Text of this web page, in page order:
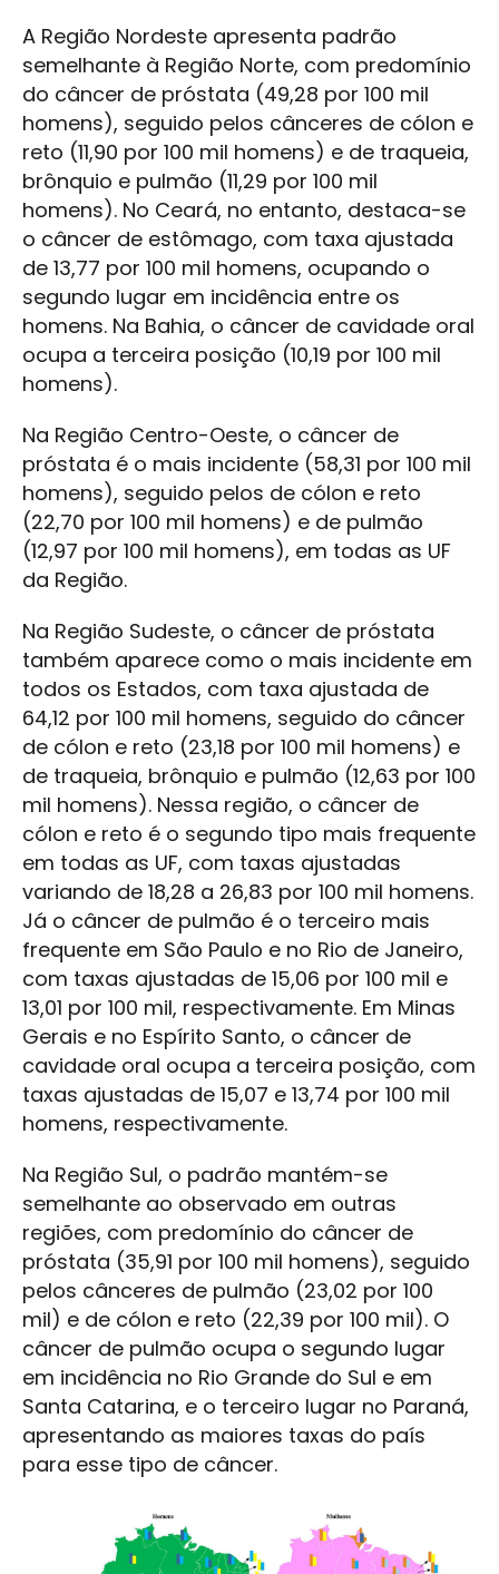
A Região Nordeste apresenta padrão
semelhante à Região Norte, com predomínio
do câncer de próstata (49,28 por 100 mil
homens), seguido pelos cânceres de cólon e
reto (11,90 por 100 mil homens) e de traqueia,
brônquio e pulmão (11,29 por 100 mil
homens). No Ceará, no entanto, destaca-se
o câncer de estômago, com taxa ajustada
de 13,77 por 100 mil homens, ocupando o
segundo lugar em incidência entre os
homens. Na Bahia, o câncer de cavidade oral
ocupa a terceira posição (10,19 por 100 mil
homens).
Na Região Centro-Oeste, o câncer de
próstata é o mais incidente (58,31 por 100 mil
homens), seguido pelos de cólon e reto
(22,70 por 100 mil homens) e de pulmão
(12,97 por 100 mil homens), em todas as UF
da Região.
Na Região Sudeste, o câncer de próstata
também aparece como o mais incidente em
todos os Estados, com taxa ajustada de
64,12 por 100 mil homens, seguido do câncer
de cólon e reto (23,18 por 100 mil homens) e
de traqueia, brônquio e pulmão (12,63 por 100
mil homens). Nessa região, o câncer de
cólon e reto é o segundo tipo mais frequente
em todas as UF, com taxas ajustadas
variando de 18,28 a 26,83 por 100 mil homens.
Já o câncer de pulmão é o terceiro mais
frequente em São Paulo e no Rio de Janeiro,
com taxas ajustadas de 15,06 por 100 mil e
13,01 por 100 mil, respectivamente. Em Minas
Gerais e no Espírito Santo, o câncer de
cavidade oral ocupa a terceira posição, com
taxas ajustadas de 15,07 e 13,74 por 100 mil
homens, respectivamente.
Na Região Sul, o padrão mantém-se
semelhante ao observado em outras
regiões, com predomínio do câncer de
próstata (35,91 por 100 mil homens), seguido
pelos cânceres de pulmão (23,02 por 100
mil) e de cólon e reto (22,39 por 100 mil). O
câncer de pulmão ocupa o segundo lugar
em incidência no Rio Grande do Sul e em
Santa Catarina, e o terceiro lugar no Paraná,
apresentando as maiores taxas do país
para esse tipo de câncer.